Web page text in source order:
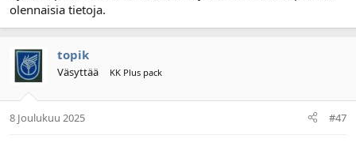
olennaisia tietoja.
topik
Väsyttää KK Plus pack
8 Joulukuu 2025 #47